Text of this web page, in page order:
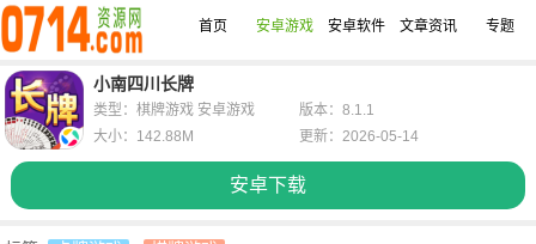
首页 安卓游戏 安卓软件 文章资讯 专题
小南四川长牌
安卓下载
类型：棋牌游戏 安卓游戏
版本：8.1.1
大小：142.88M
更新：2026-05-14